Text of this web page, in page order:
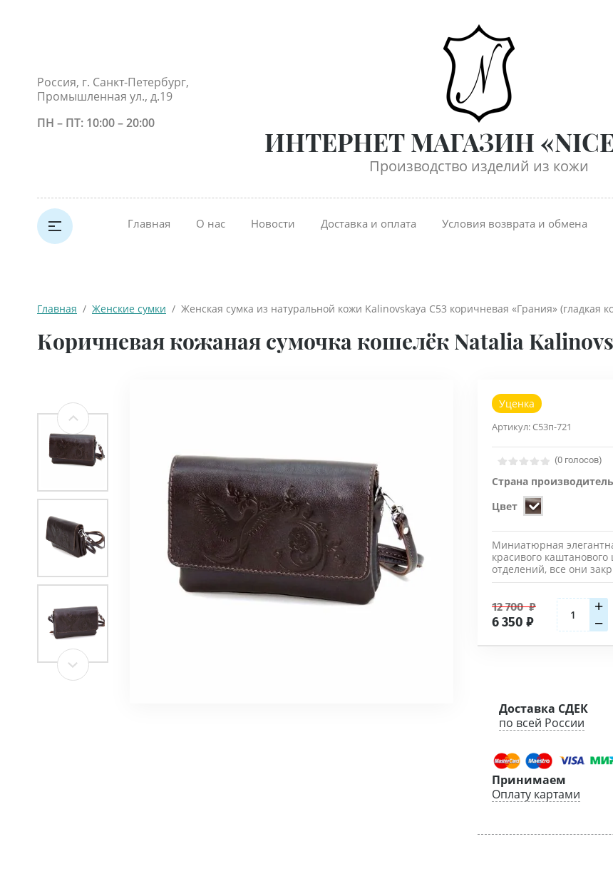
Россия, г. Санкт-Петербург,
Промышленная ул., д.19
ПН – ПТ: 10:00 – 20:00
ИНТЕРНЕТ МАГАЗИН
Производство изделий из кожи
Главная О нас Новости Доставка и оплата Условия возврата и обмена
Главная
  /
Женские сумки
/  Женская сумка из натуральной кожи Kalinovskaya С53 коричневая «Грания» (гладкая
Коричневая кожаная сумочка кошелёк Natalia
Уценка
Артикул:С53п-721
(0 голосов)
Страна производитель
Цвет
Миниатюрная
красивого
отделений, все они
12 700₽
6 350 ₽ −
+
Доставка СДЕК
по всей России
Принимаем
Оплату картами